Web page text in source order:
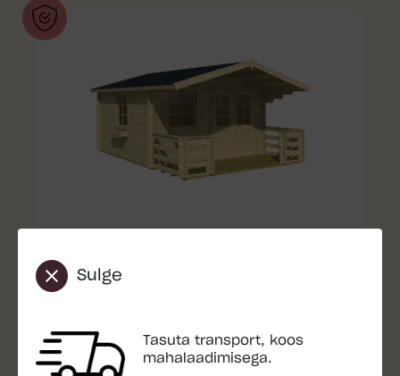
Sulge
Tasuta transport, koos
mahalaadimisega.